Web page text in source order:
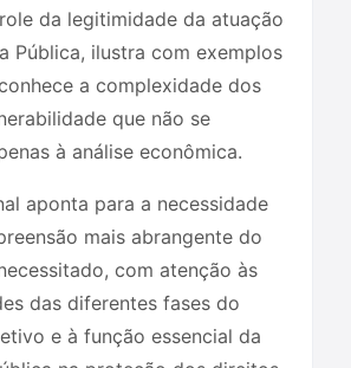
da legitimidade da atuação
Pública, ilustra com exemplos
a complexidade dos
que não se
à análise econômica.
aponta para a necessidade
mais abrangente do
com atenção às
das diferentes fases do
e à função essencial da